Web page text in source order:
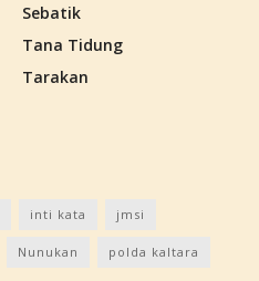
Sebatik
Tana Tidung
Tarakan
inti kata jmsi
Nunukan polda kaltara